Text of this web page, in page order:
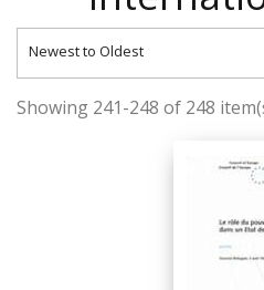
Newest to Oldest
Showing 241-248 of 248